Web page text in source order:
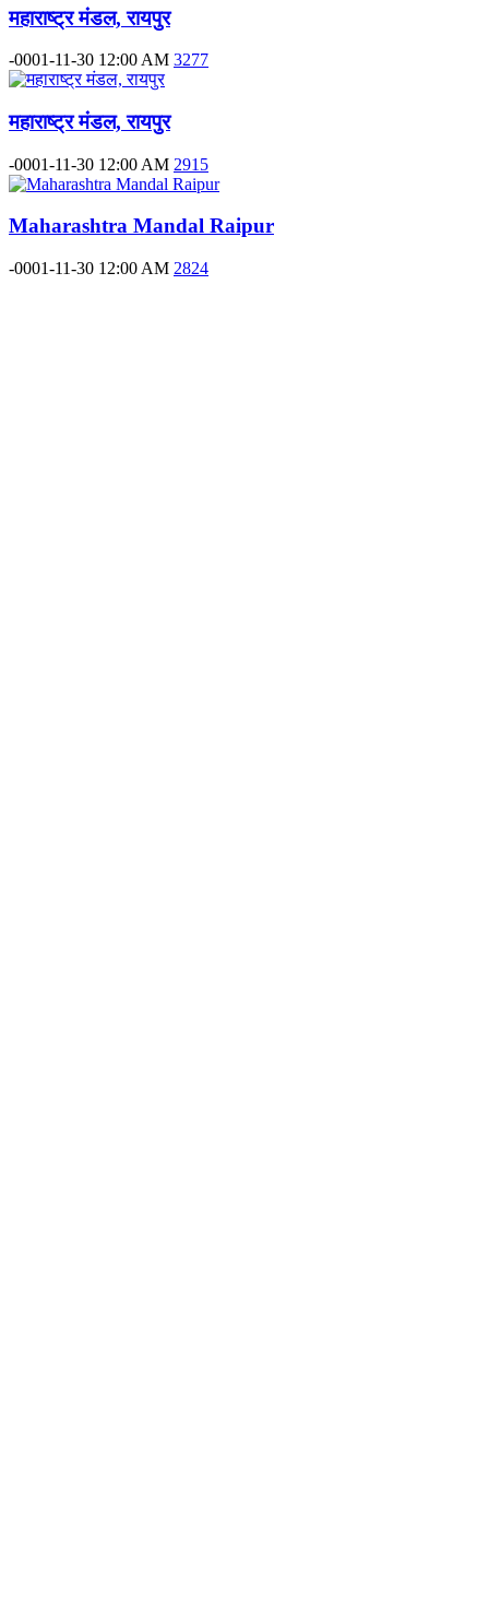
महाराष्ट्र मंडल, रायपुर
-0001-11-30 12:00 AM 3277
महाराष्ट्र मंडल, रायपुर
-0001-11-30 12:00 AM 2915
Maharashtra Mandal Raipur
-0001-11-30 12:00 AM 2824